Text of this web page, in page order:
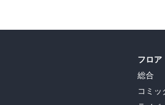
フロア
総合
コミッ